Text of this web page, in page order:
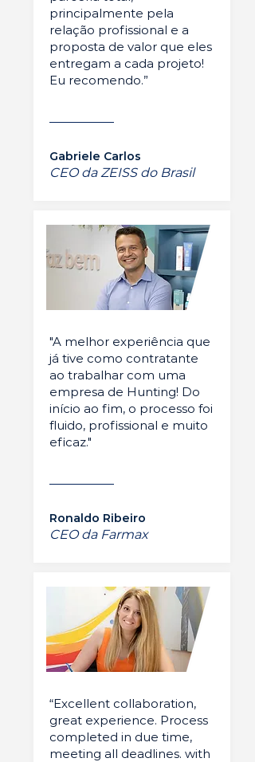
principalmente pela
relação profissional e a
proposta de valor que eles
entregam a cada projeto!
Eu recomendo.”
Gabriele Carlos
CEO da ZEISS do Brasil
"A melhor experiência que
já tive como contratante
ao trabalhar com uma
empresa de Hunting! Do
início ao fim, o processo foi
fluido, profissional e muito
eficaz."
Ronaldo Ribeiro
CEO da Farmax
“Excellent collaboration,
great experience. Process
completed in due time,
meeting all deadlines. with